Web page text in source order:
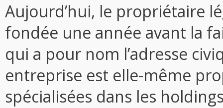
Aujourd’hui, le propriétaire
fondée une année avant la
qui a pour nom l’adresse
entreprise est elle-même
spécialisées dans les